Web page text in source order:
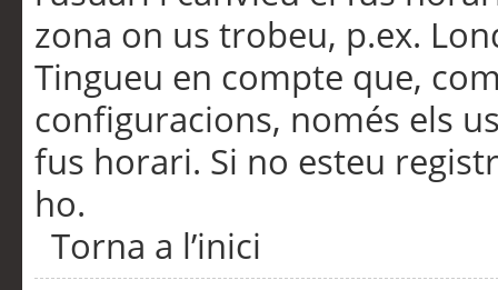
zona on us trobeu, p.ex.
Tingueu en compte que,
configuracions, només els
fus horari. Si no esteu
ho.
Torna a l’inici